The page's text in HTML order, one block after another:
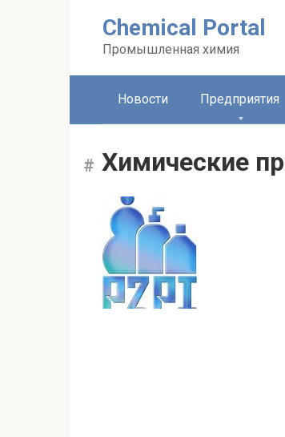
Chemical Portal
Промышленная химия
Новости Предприятия
Химические